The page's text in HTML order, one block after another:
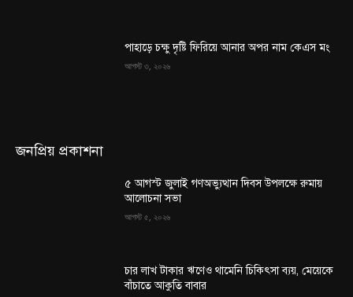
পাহাড়ে চক্ষু দৃষ্টি ফিরিয়ে আনার অপর নাম কেএস মং
আগস্ট ৩, ২০২৬
জনপ্রিয় প্রকাশনা
৫ আগস্ট জুলাই গণঅভ্যুত্থান দিবস উপলক্ষে রুমায়
আলোচনা সভা
আগস্ট ৫, ২০২৬
চার লাখ টাকার ঋণেও থামেনি চিকিৎসা ব্যয়, মেয়েকে
বাঁচাতে আকুতি বাবার